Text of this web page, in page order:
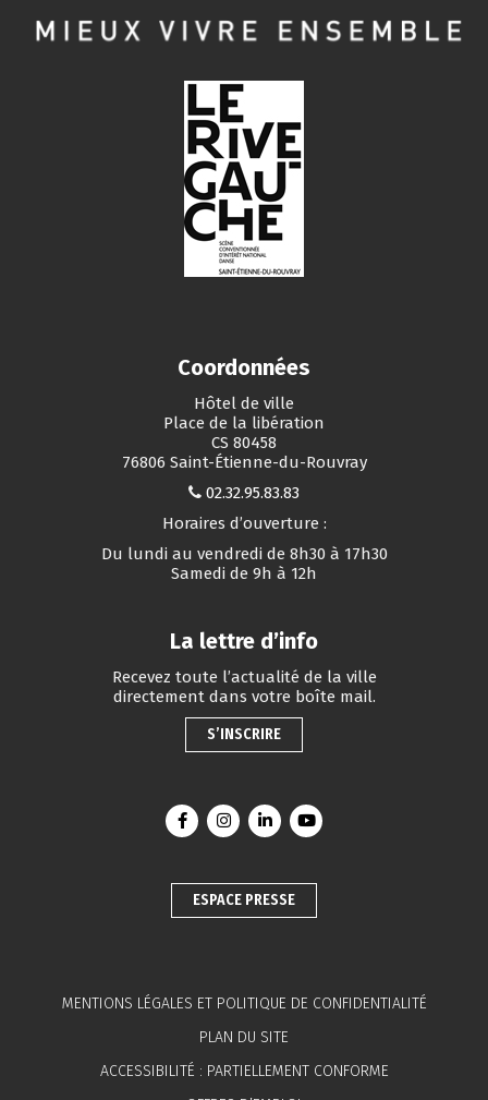
Coordonnées
Hôtel de ville
Place de la libération
CS 80458
76806 Saint-Étienne-du-Rouvray
02.32.95.83.83
Horaires d’ouverture :
Du lundi au vendredi de 8h30 à 17h30
Samedi de 9h à 12h
La lettre d’info
Recevez toute l’actualité de la ville
directement dans votre boîte mail.
S’INSCRIRE
Lien vers le compte Facebook
Lien vers le compte Instagram
Lien vers le compte Linkedin
Lien vers la chaîne
ESPACE PRESSE
MENTIONS LÉGALES ET POLITIQUE DE CONFIDENTIALITÉ
PLAN DU SITE
ACCESSIBILITÉ : PARTIELLEMENT CONFORME